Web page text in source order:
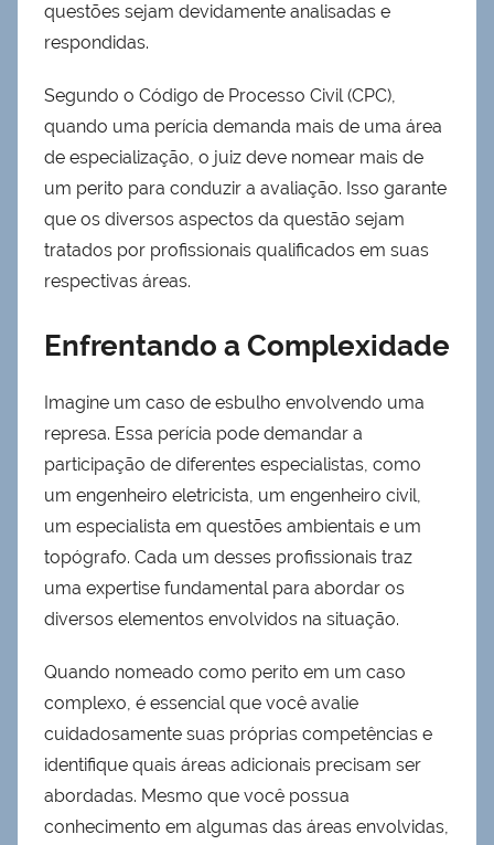
questões sejam devidamente analisadas e
respondidas.
Segundo o Código de Processo Civil (CPC),
quando uma perícia demanda mais de uma área
de especialização, o juiz deve nomear mais de
um perito para conduzir a avaliação. Isso garante
que os diversos aspectos da questão sejam
tratados por profissionais qualificados em suas
respectivas áreas.
Enfrentando a Complexidade
Imagine um caso de esbulho envolvendo uma
represa. Essa perícia pode demandar a
participação de diferentes especialistas, como
um engenheiro eletricista, um engenheiro civil,
um especialista em questões ambientais e um
topógrafo. Cada um desses profissionais traz
uma expertise fundamental para abordar os
diversos elementos envolvidos na situação.
Quando nomeado como perito em um caso
complexo, é essencial que você avalie
cuidadosamente suas próprias competências e
identifique quais áreas adicionais precisam ser
abordadas. Mesmo que você possua
conhecimento em algumas das áreas envolvidas,